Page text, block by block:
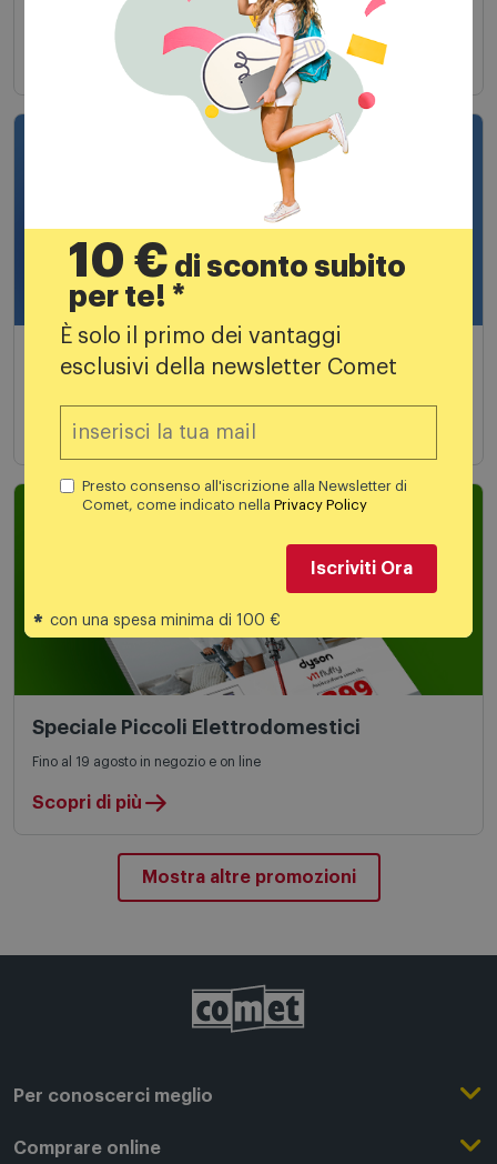
Fino al 19 agosto 2026 in negozio e on line
Scopri di più
Speciale Telefonia
Scopri di più
Speciale Piccoli Elettrodomestici
Fino al 19 agosto in negozio e on line
Scopri di più
Mostra altre promozioni
Per conoscerci meglio
Il Gruppo Comet
Comprare online
10 € di sconto subito
per te! *
È solo il primo dei vantaggi
esclusivi della newsletter Comet
Presto consenso all'iscrizione alla Newsletter di
Comet, come indicato nellaPrivacy Policy
Iscriviti Ora
* con una spesa minima di 100 €